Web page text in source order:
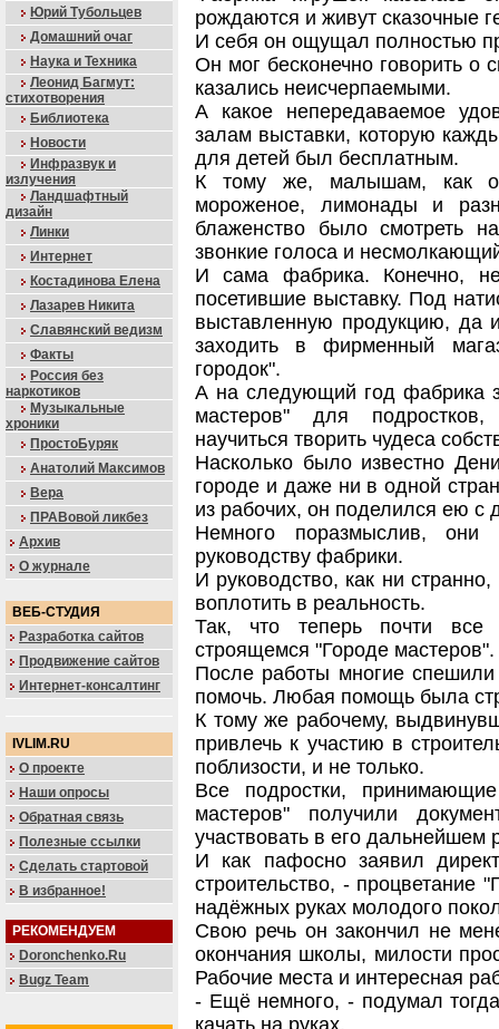
Юрий Тубольцев
Домашний очаг
Наука и Техника
Леонид Багмут:
стихотворения
Библиотека
Новости
Инфразвук и
излучения
Ландшафтный
дизайн
Линки
Интернет
Костадинова Елена
Лазарев Никита
Славянский ведизм
Факты
Россия без
наркотиков
Музыкальные
хроники
ПростоБуряк
Анатолий Максимов
Вера
ПРАВовой ликбез
Архив
О журнале
ВЕБ-СТУДИЯ
Разработка сайтов
Продвижение сайтов
Интернет-консалтинг
IVLIM.RU
О проекте
Наши опросы
Обратная связь
Полезные ссылки
Сделать стартовой
В избранное!
РЕКОМЕНДУЕМ
Doronchenko.Ru
Bugz Team
рождаются и живут сказочные
И себя он ощущал полностью
Он мог бесконечно говорить о
казались неисчерпаемыми.
А какое непередаваемое
залам выставки, которую
для детей был бесплатным.
К тому же, малышам, как
мороженое, лимонады и
блаженство было смотреть
звонкие голоса и
И сама фабрика. Конечно,
посетившие выставку. Под
выставленную продукцию, да
заходить в фирменный
городок".
А на следующий год фабрика
мастеров" для
научиться творить чудеса
Насколько было известно
городе и даже ни в одной
из рабочих, он поделился ею с
Немного поразмыслив, они
руководству фабрики.
И руководство, как ни
воплотить в реальность.
Так, что теперь почти
строящемся "Городе мастеров".
После работы многие спешили
помочь. Любая помощь была
К тому же рабочему,
привлечь к участию в
поблизости, и не только.
Все подростки,
мастеров" получили
участвовать в его дальнейшем
И как пафосно заявил
строительство, - процветание
надёжных руках молодого
Свою речь он закончил не
окончания школы, милости
Рабочие места и интересная
- Ещё немного, - подумал
качать на руках.